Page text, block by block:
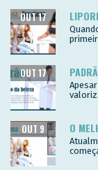
OUT 17
OUT 17
O
OUT 9